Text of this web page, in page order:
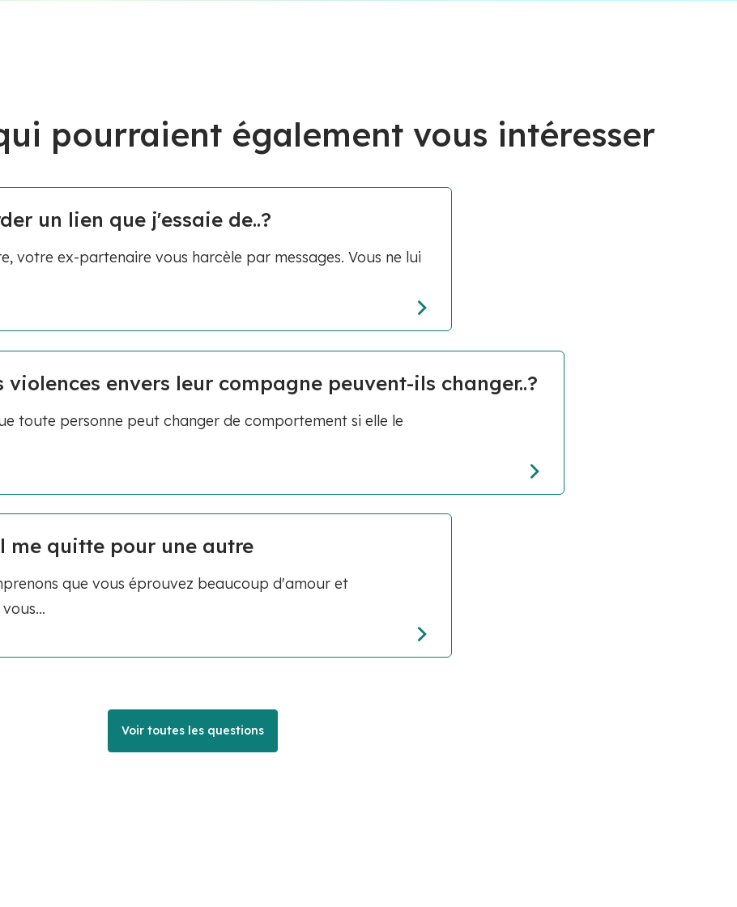
pourraient également vous intéresser
un lien que j'essaie de..?
votre ex-partenaire vous harcèle par messages. Vous ne lui
violences envers leur compagne peuvent-ils changer..?
toute personne peut changer de comportement si elle le
quitte pour une autre
que vous éprouvez beaucoup d'amour et
Voir toutes les questions